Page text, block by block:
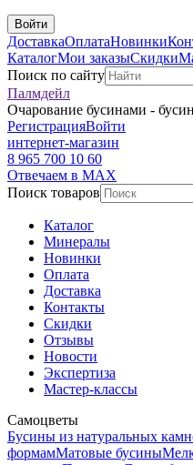
Войти
ДоставкаОплатаНовинки
КаталогМои заказыСкидки
Поиск по сайту
Палмдейл
Очарование бусинами -
РегистрацияВойти
интернет-магазин
8 965 700 10 60
Отвечаем в MAX
Поиск товаров
Каталог
Минералы
Новинки
Оплата
Доставка
Контакты
Скидки
Отзывы
Новости
Экспертиза
Мастер-классы
Самоцветы
Бусины из натуральных
формамМатовые бусины